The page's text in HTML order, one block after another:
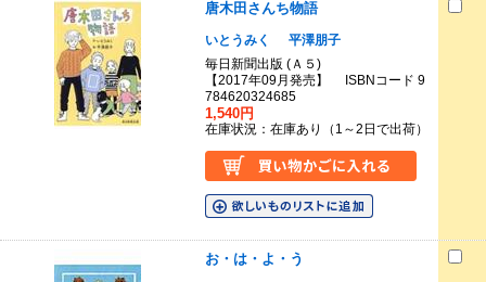
唐木田さんち物語
いとうみく
平澤朋子
毎日新聞出版 (Ａ５)
【2017年09月発売】 ISBNコード 9
784620324685
1,540円
在庫状況：在庫あり（1～2日で出荷）
お・は・よ・う